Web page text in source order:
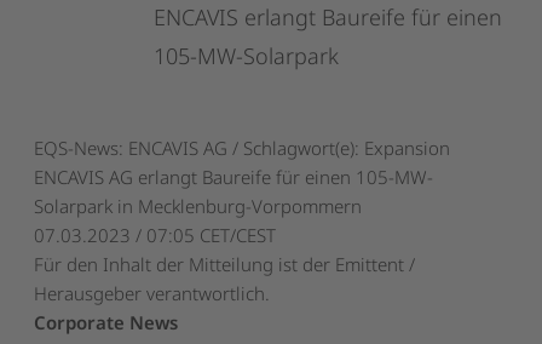
ENCAVIS erlangt Baureife für einen
105-MW-Solarpark
EQS-News: ENCAVIS AG / Schlagwort(e): Expansion
ENCAVIS AG erlangt Baureife für einen 105-MW-
Solarpark in Mecklenburg-Vorpommern
07.03.2023 / 07:05 CET/CEST
Für den Inhalt der Mitteilung ist der Emittent /
Herausgeber verantwortlich.
Corporate News